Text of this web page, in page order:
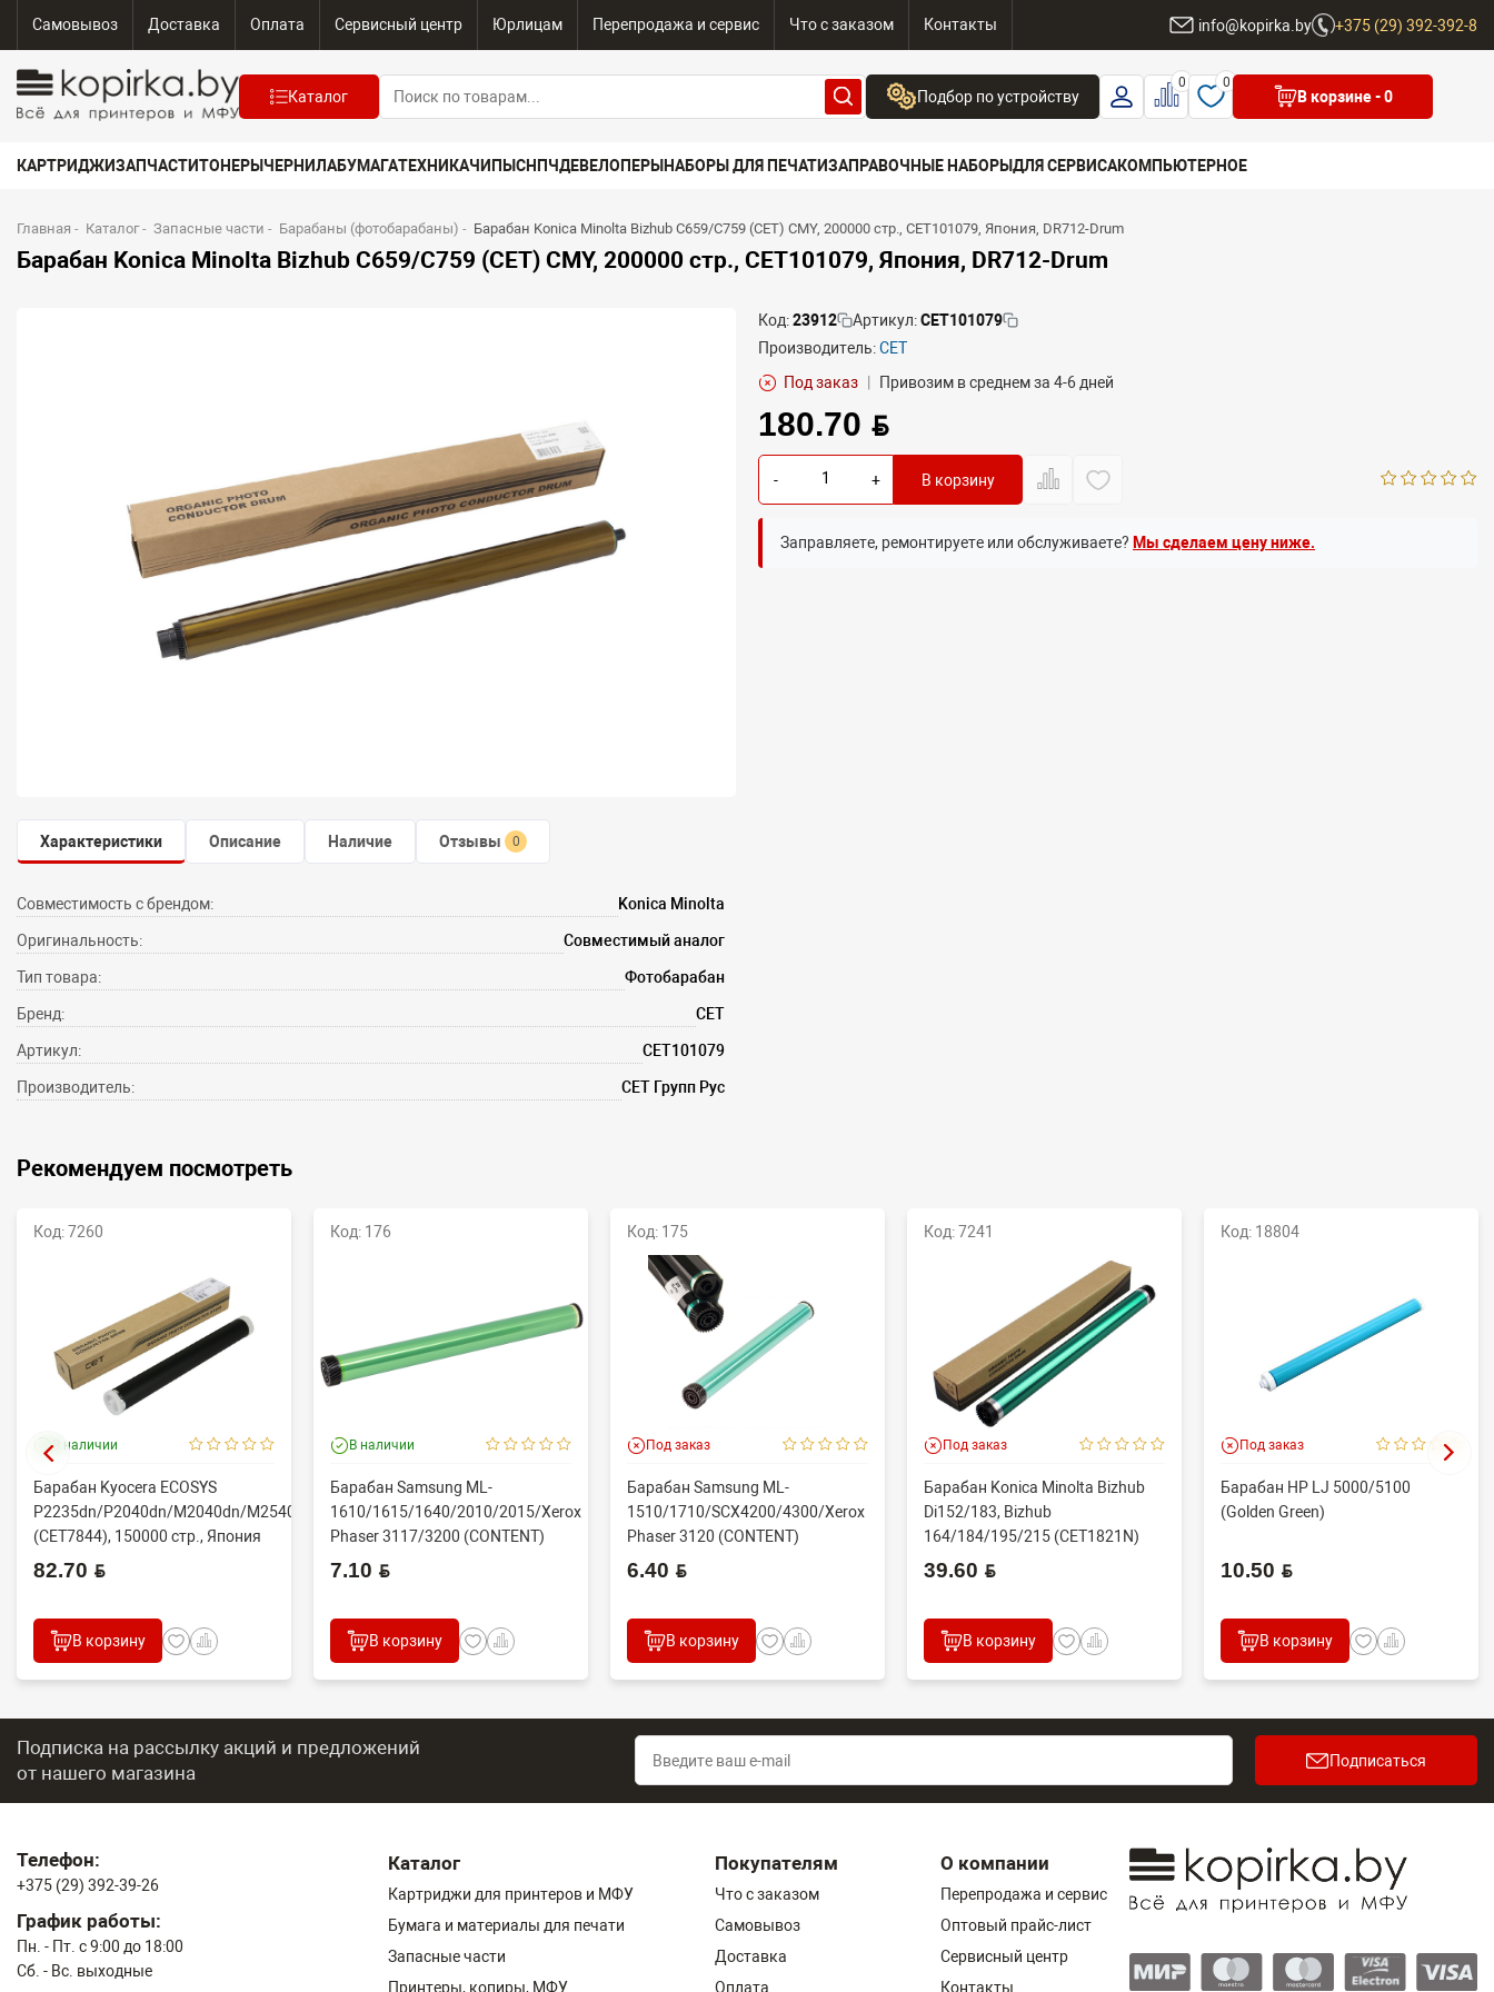
Самовывоз Доставка Оплата Сервисный центр Юрлицам Перепродажа и сервис Что с заказом Контакты info@kopirka.by +375 (29) 392-392-8
Каталог Подбор по устройству
Выберите бренд
Сначала выберите бренд
0 0
В корзине- 0
КАРТРИДЖИЗАПЧАСТИТОНЕРЫ ЧЕРНИЛАБУМАГАТЕХНИКАЧИПЫСНПЧДЕВЕЛОПЕРЫ НАБОРЫ ДЛЯ ПЕЧАТИЗАПРАВОЧНЫЕ НАБОРЫДЛЯ СЕРВИСАКОМПЬЮТЕРНОЕ
Главная - Каталог - Запасные части - Барабаны (фотобарабаны) - Барабан Konica Minolta Bizhub C659/C759 (CET) CMY, 200000 стр., CET101079, Япония, DR712-Drum
Барабан Konica Minolta Bizhub C659/C759 (CET) CMY, 200000 стр., CET101079, Япония, DR712-Drum
Характеристики Описание Наличие Отзывы 0
Совместимость с брендом: Konica Minolta
Оригинальность: Совместимый аналог
Тип товара: Фотобарабан
Бренд: CET
Артикул: CET101079
Производитель: СЕТ Групп Рус
Код:23912 Артикул:CET101079
Производитель:CET
Под заказ
Привозим в среднем за 4-6 дней
180.70 BYN
- + В корзину
Заправляете, ремонтируете или обслуживаете? Мы сделаем цену ниже.
Рекомендуем посмотреть
Код: 7260
В наличии
Барабан Kyocera ECOSYS
P2235dn/P2040dn/M2040dn/M2540dw
(CET7844), 150000 стр., Япония
82.70 BYN
В корзину
Код: 176
В наличии
Барабан Samsung ML-
1610/1615/1640/2010/2015/Xerox
Phaser 3117/3200 (CONTENT)
7.10 BYN
В корзину
Код: 175
Под заказ
Барабан Samsung ML-
1510/1710/SCX4200/4300/Xerox
Phaser 3120 (CONTENT)
6.40 BYN
В корзину
Код: 7241
Под заказ
Барабан Konica Minolta Bizhub
Di152/183, Bizhub
164/184/195/215 (CET1821N)
60000 стр.
39.60 BYN
В корзину
Код: 18804
Под заказ
Барабан HP LJ 5000/5100
(Golden Green)
10.50 BYN
В корзину
Подписка на рассылку акций и предложений
от нашего магазина
Подписаться
Телефон:
+375 (29) 392-39-26
График работы:
Пн. - Пт. с 9:00 до 18:00
Сб. - Вс. выходные
Каталог
Картриджи для принтеров и МФУ
Бумага и материалы для печати
Запасные части
Принтеры, копиры, МФУ
Покупателям
Что с заказом
Самовывоз
Доставка
Оплата
О компании
Перепродажа и сервис
Оптовый прайс-лист
Сервисный центр
Контакты